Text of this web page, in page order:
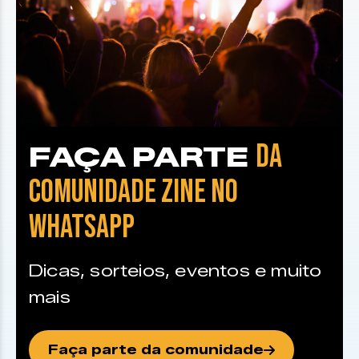
FAÇA PARTE DA
COMUNIDADE ZINE NO
WHATSAPP
Dicas, sorteios, eventos e muito
mais
Faça parte da comunidade